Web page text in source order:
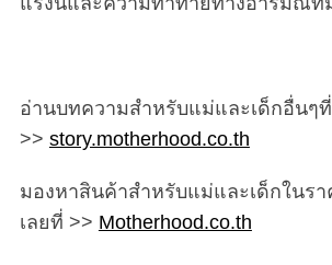
อ่านบทความสำหรับแม่และเด็กอื่นๆ
>> story.motherhood.co.th
มองหาสินค้าสำหรับแม่และเด็กในรา
เลยที่ >> Motherhood.co.th